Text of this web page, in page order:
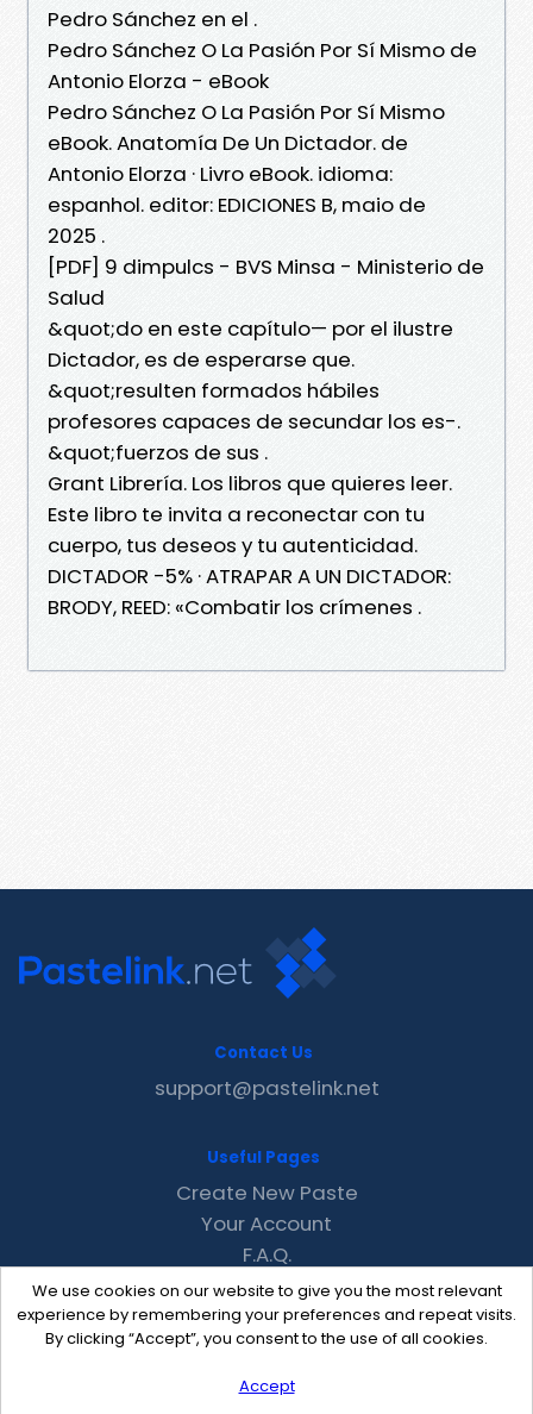
Pedro Sánchez en el .
Pedro Sánchez O La Pasión Por Sí Mismo de
Antonio Elorza - eBook
Pedro Sánchez O La Pasión Por Sí Mismo
eBook. Anatomía De Un Dictador. de
Antonio Elorza · Livro eBook. idioma:
espanhol. editor: EDICIONES B, maio de
2025 .
[PDF] 9 dimpulcs - BVS Minsa - Ministerio de
Salud
&quot;do en este capítulo— por el ilustre
Dictador, es de esperarse que.
&quot;resulten formados hábiles
profesores capaces de secundar los es-.
&quot;fuerzos de sus .
Grant Librería. Los libros que quieres leer.
Este libro te invita a reconectar con tu
cuerpo, tus deseos y tu autenticidad.
DICTADOR -5% · ATRAPAR A UN DICTADOR:
BRODY, REED: «Combatir los crímenes .
We use cookies on our website to give you the most relevant
experience by remembering your preferences and repeat visits.
By clicking “Accept”, you consent to the use of all cookies.
Accept
Contact Us
support@pastelink.net
Useful Pages
Create New Paste
Your Account
F.A.Q.
Recent
Contact